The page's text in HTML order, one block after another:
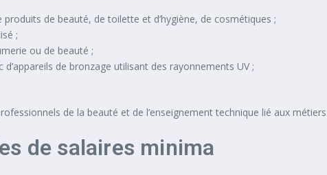
de beauté, de toilette et d’hygiène, de cosmétiques ;
;
ou de beauté ;
de bronzage utilisant des rayonnements UV ;
de la beauté et de l’enseignement technique lié aux métiers
de salaires minima